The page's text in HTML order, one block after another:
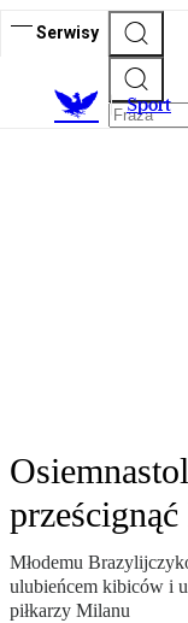
Serwisy
Sport
Młodemu
ulubieńcem kibiców i
piłkarzy Milanu